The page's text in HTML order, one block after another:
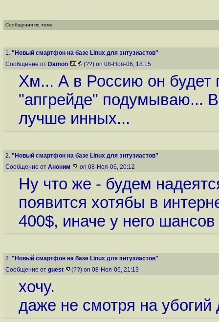
Сообщения по теме
1. "Новый смартфон на базе Linux для энтузиастов"
Сообщение от Damon (??) on 08-Ноя-06, 18:15
Хм... А в Россию он будет
"апгрейде" подумываю...
лучше инных...
2. "Новый смартфон на базе Linux для энтузиастов"
Сообщение от Аноним on 08-Ноя-06, 20:12
Ну что же - будем
появится хотябы в
400$, иначе у него
3. "Новый смартфон на базе Linux для энтузиастов"
Сообщение от guest (??) on 08-Ноя-06, 21:13
хочу.
даже не смотря на убогий